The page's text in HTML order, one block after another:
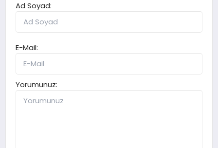
Ad Soyad:
E-Mail:
Yorumunuz: